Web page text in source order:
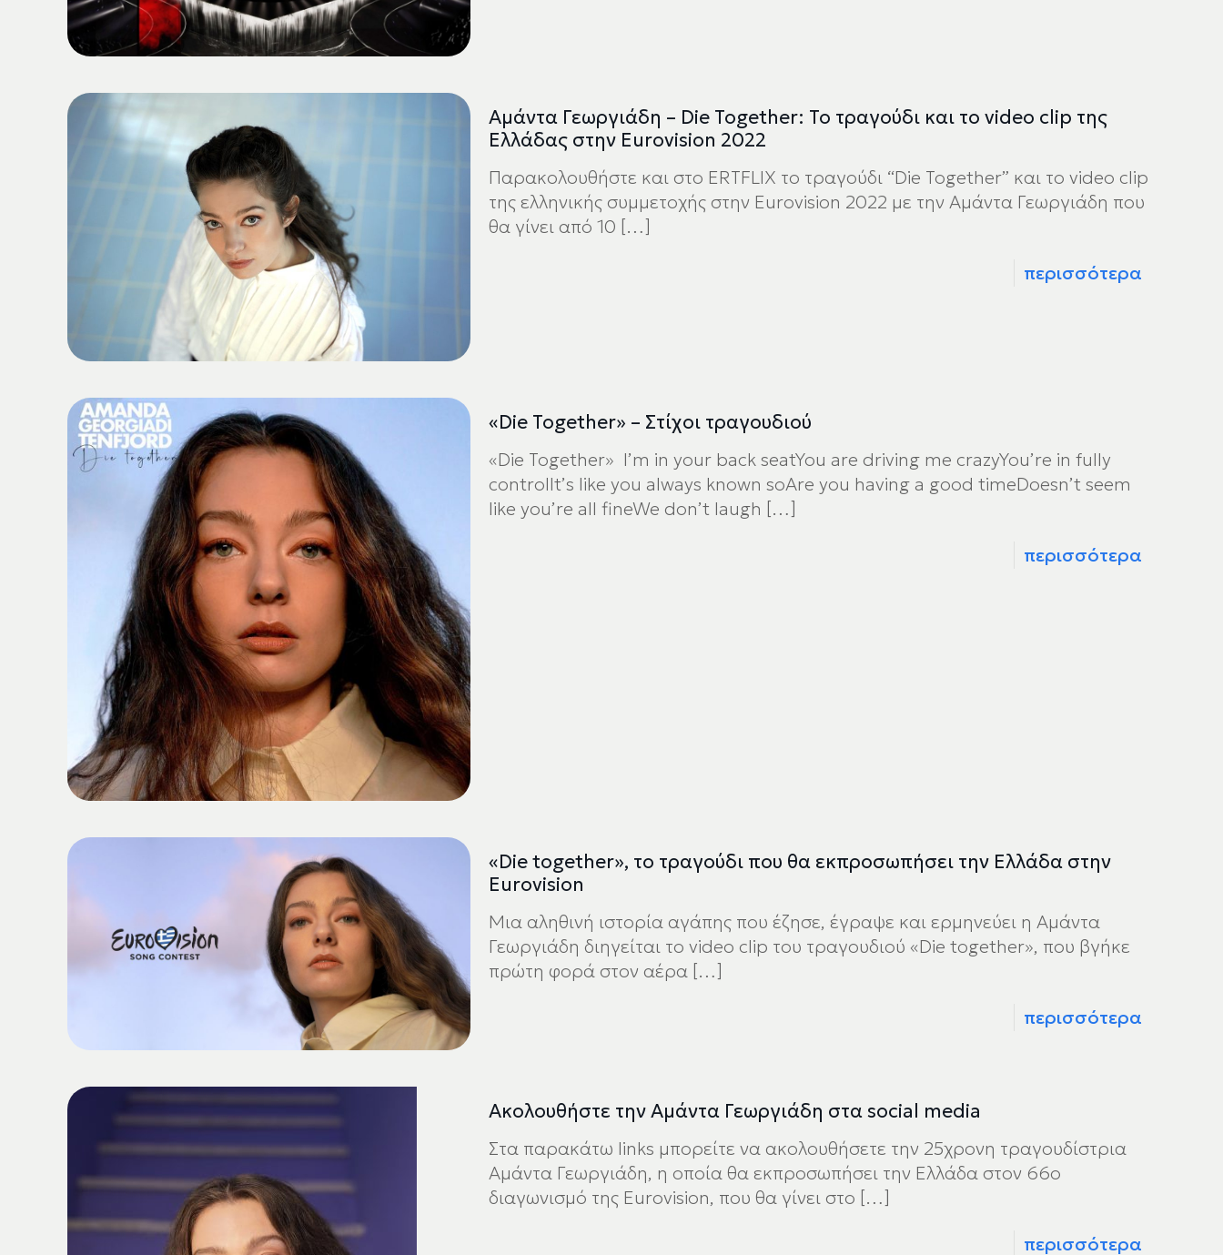
Αμάντα Γεωργιάδη – Die Together: Το τραγούδι και το video clip της
Ελλάδας στην Eurovision 2022
Παρακολουθήστε και στο ERTFLIX το τραγούδι “Die Together” και το video clip
της ελληνικής συμμετοχής στην Eurovision 2022 με την Αμάντα Γεωργιάδη που
θα γίνει από 10 […]
περισσότερα
«Die Together» – Στίχοι τραγουδιού
«Die Together» I’m in your back seatYou are driving me crazyYou’re in fully
controlIt’s like you always known soAre you having a good timeDoesn’t seem
like you’re all fineWe don’t laugh […]
περισσότερα
«Die together», το τραγούδι που θα εκπροσωπήσει την Ελλάδα στην
Eurovision
Μια αληθινή ιστορία αγάπης που έζησε, έγραψε και ερμηνεύει η Αμάντα
Γεωργιάδη διηγείται το video clip του τραγουδιού «Die together», που βγήκε
πρώτη φορά στον αέρα[…]
περισσότερα
Ακολουθήστε την Αμάντα Γεωργιάδη στα social media
Στα παρακάτω links μπορείτε να ακολουθήσετε την 25χρονη τραγουδίστρια
Αμάντα Γεωργιάδη, η οποία θα εκπροσωπήσει την Ελλάδα στον 66ο
διαγωνισμό της Eurovision, που θα γίνει στο […]
περισσότερα